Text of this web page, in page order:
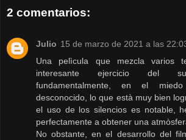
2 comentarios:
Julio 15 de marzo de 2021 a las
Una pelìcula que mezcla varios
interesante ejercicio del
fundamentalmente, en el
desconocido, lo que està muy bien
el uso de los silencios es notable,
perfectamente a obtener una
No obstante, en el desarrollo del